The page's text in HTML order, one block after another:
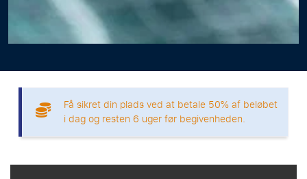
Få sikret din plads ved at betale 50% af beløbet
i dag og resten 6 uger før begivenheden.